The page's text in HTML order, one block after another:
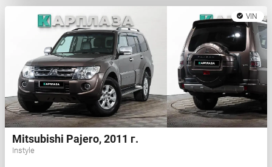
VIN
Mitsubishi Pajero, 2011 г.
Instyle